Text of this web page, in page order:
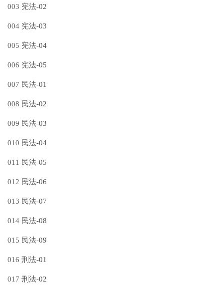
003 宪法-02
004 宪法-03
005 宪法-04
006 宪法-05
007 民法-01
008 民法-02
009 民法-03
010 民法-04
011 民法-05
012 民法-06
013 民法-07
014 民法-08
015 民法-09
016 刑法-01
017 刑法-02